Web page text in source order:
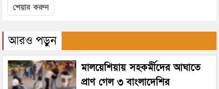
শেয়ার করুন
আরও পড়ুন
মালয়েশিয়ায় সহকর্মীদের আঘাতে
প্রাণ গেল ৩ বাংলাদেশির